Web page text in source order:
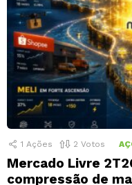
1 Ações 2 Votos
Mercado Livre
compressão de